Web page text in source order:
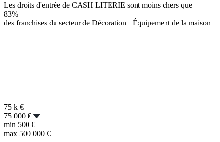
Les droits d'entrée de CASH LITERIE sont moins chers que
83%
des franchises du secteur de Décoration - Équipement de la maison
75 k €
75 000 €
min 500 €
max 500 000 €